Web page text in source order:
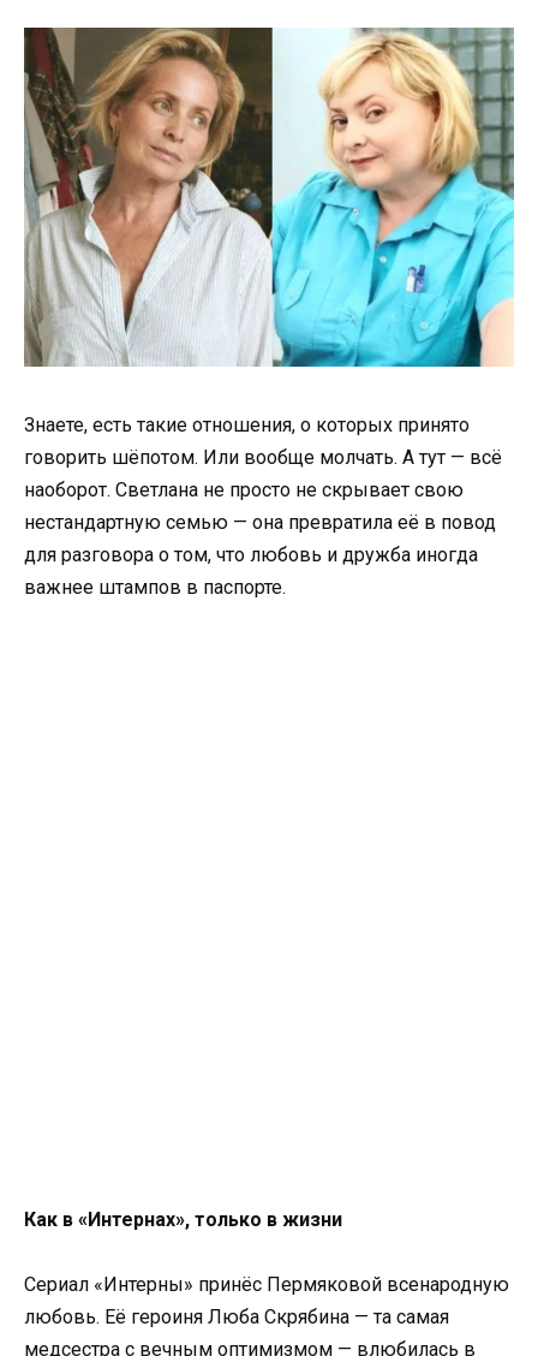
Знаете, есть такие отношения, о которых принято
говорить шёпотом. Или вообще молчать. А тут — всё
наоборот. Светлана не просто не скрывает свою
нестандартную семью — она превратила её в повод
для разговора о том, что любовь и дружба иногда
важнее штампов в паспорте.
Как в «Интернах», только в жизни
Сериал «Интерны» принёс Пермяковой всенародную
любовь. Её героиня Люба Скрябина — та самая
медсестра с вечным оптимизмом — влюбилась в